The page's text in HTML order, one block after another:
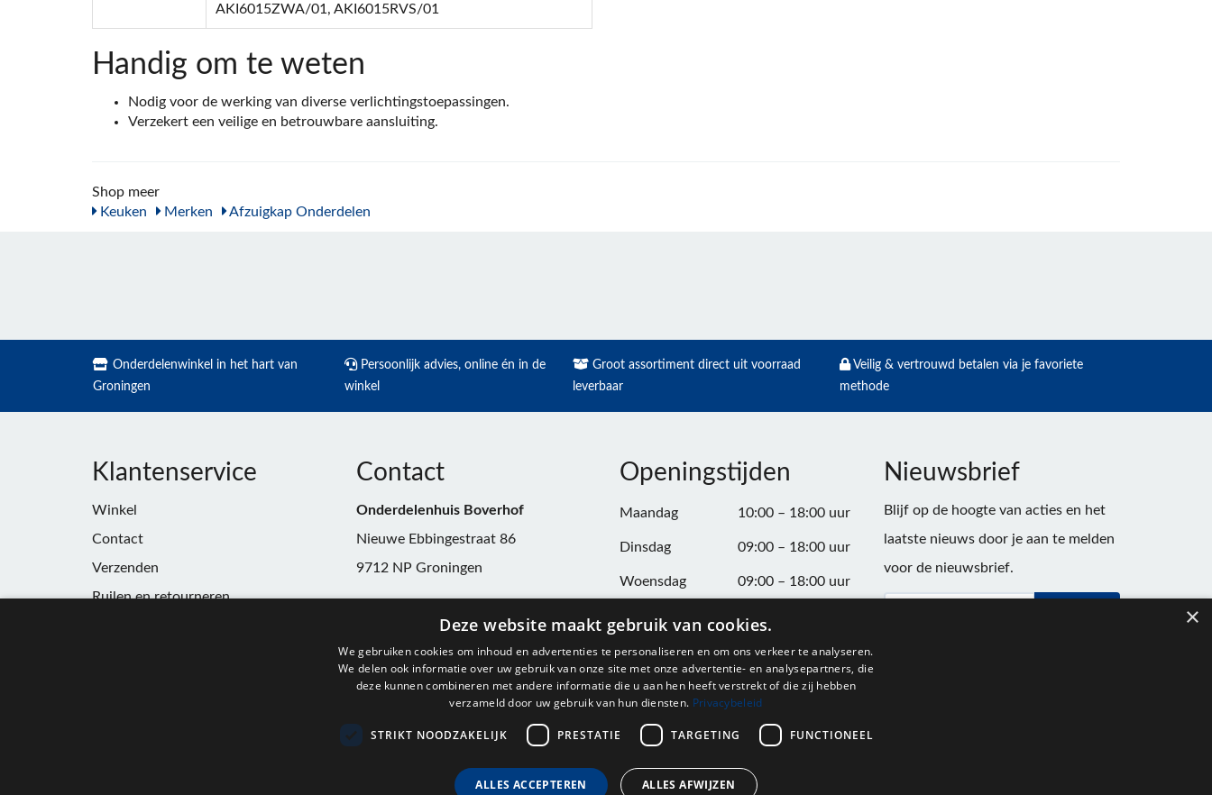
AKI6015ZWA/01, AKI6015RVS/01
Handig om te weten
Nodig voor de werking van diverse verlichtingstoepassingen.
Verzekert een veilige en betrouwbare aansluiting.
Shop meer
Keuken
Merken Afzuigkap Onderdelen
Onderdelenwinkel in het hart van
Groningen
Persoonlijk advies, online én in de
winkel
Groot assortiment direct uit voorraad
leverbaar
Veilig & vertrouwd betalen via je favoriete
methode
Klantenservice
Winkel
Contact
Verzenden
Ruilen en retourneren
Contact
Onderdelenhuis Boverhof
Nieuwe Ebbingestraat 86
9712 NP Groningen
winkel@onderdelenhuisgroningen.nl
91037743
BTW:NL004861667B24
Openingstijden
Maandag 10:00 – 18:00 uur
Dinsdag 09:00 – 18:00 uur
Woensdag 09:00 – 18:00 uur
Donderdag 09:00 – 20:00 uur
Vrijdag 09:00 – 18:00 uur
Zaterdag 09:00 – 17:00 uur
Nieuwsbrief
Blijf op de hoogte van acties en het
laatste nieuws door je aan te melden
voor de nieuwsbrief.
×
Deze website maakt gebruik van cookies.
We gebruiken cookies om inhoud en advertenties te personaliseren en om ons verkeer te analyseren.
We delen ook informatie over uw gebruik van onze site met onze advertentie- en analysepartners, die
deze kunnen combineren met andere informatie die u aan hen heeft verstrekt of die zij hebben
verzameld door uw gebruik van hun diensten. Privacybeleid
STRIKT NOODZAKELIJK PRESTATIE TARGETING FUNCTIONEEL
ALLES ACCEPTEREN ALLES AFWIJZEN